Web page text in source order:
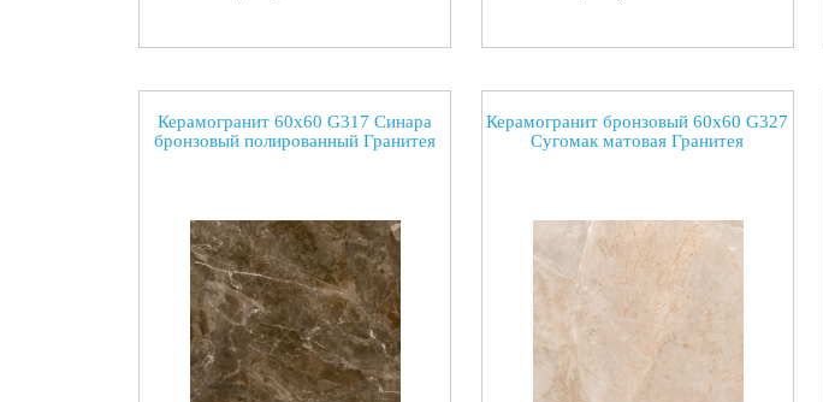
Керамогранит 60х60 G317 Синара
бронзовый полированный Гранитея
Керамогранит бронзовый 60х60 G327
Сугомак матовая Гранитея